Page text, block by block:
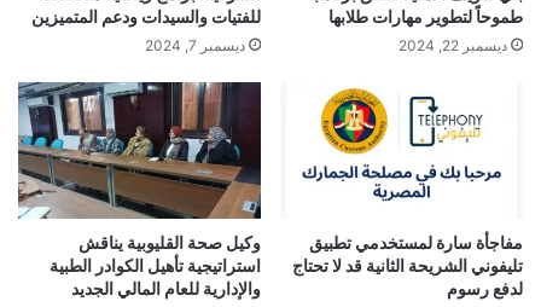
طموحاً لتطوير مهارات طلابها
ديسمبر 22, 2024
للفتيات والسيدات ودعم المتميزين
ديسمبر 7, 2024
مفاجأة سارة لمستخدمي تطبيق
تليفوني الشريحة الثانية قد لا تحتاج
لدفع رسوم
وكيل صحة القليوبية يناقش
استراتيجية تأهيل الكوادر الطبية
والإدارية للعام المالي الجديد